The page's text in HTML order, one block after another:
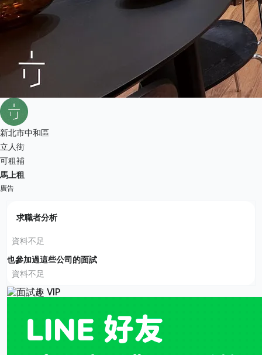
新北市中和區
立人街
可租補
馬上租
廣告
求職者分析
資料不足
也參加過這些公司的面試
資料不足